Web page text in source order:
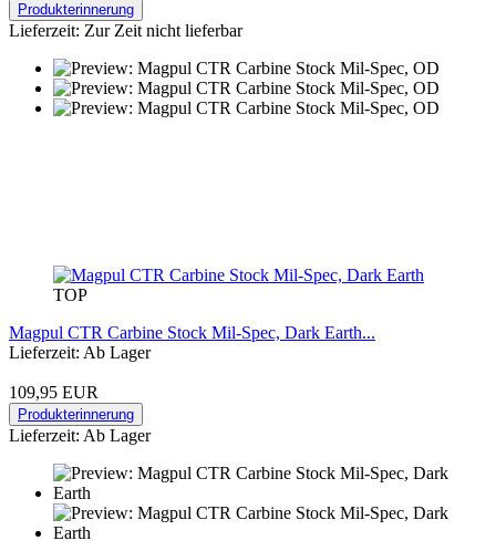
Produkterinnerung
Lieferzeit: Zur Zeit nicht lieferbar
TOP
Magpul CTR Carbine Stock Mil-Spec, Dark Earth...
Lieferzeit: Ab Lager
109,95 EUR
Produkterinnerung
Lieferzeit: Ab Lager